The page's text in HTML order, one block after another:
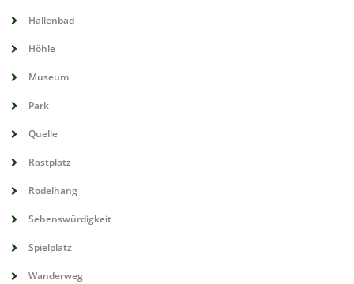
Hallenbad
Höhle
Museum
Park
Quelle
Rastplatz
Rodelhang
Sehenswürdigkeit
Spielplatz
Wanderweg